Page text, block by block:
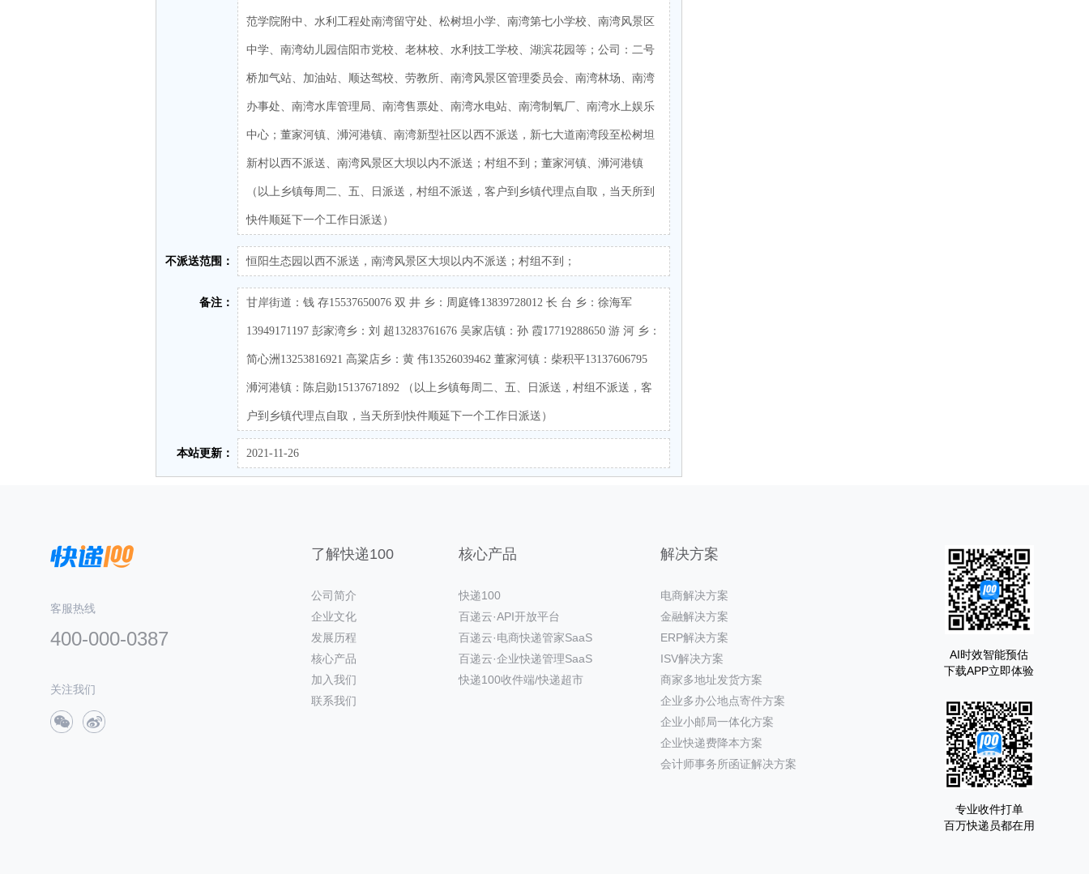
范学院附中、水利工程处南湾留守处、松树坦小学、南湾第七小学校、南湾风景区
中学、南湾幼儿园信阳市党校、老林校、水利技工学校、湖滨花园等；公司：二号
桥加气站、加油站、顺达驾校、劳教所、南湾风景区管理委员会、南湾林场、南湾
办事处、南湾水库管理局、南湾售票处、南湾水电站、南湾制氧厂、南湾水上娱乐
中心；董家河镇、浉河港镇、南湾新型社区以西不派送，新七大道南湾段至松树坦
新村以西不派送、南湾风景区大坝以内不派送；村组不到；董家河镇、浉河港镇
（以上乡镇每周二、五、日派送，村组不派送，客户到乡镇代理点自取，当天所到
快件顺延下一个工作日派送）
不派送范围： 恒阳生态园以西不派送，南湾风景区大坝以内不派送；村组不到；
备注： 甘岸街道：钱 存15537650076 双 井 乡：周庭锋13839728012 长 台 乡：徐海军
13949171197 彭家湾乡：刘 超13283761676 吴家店镇：孙 霞17719288650 游 河 乡：
简心洲13253816921 高粱店乡：黄 伟13526039462 董家河镇：柴积平13137606795
浉河港镇：陈启勋15137671892 （以上乡镇每周二、五、日派送，村组不派送，客
户到乡镇代理点自取，当天所到快件顺延下一个工作日派送）
本站更新： 2021-11-26
客服热线
400-000-0387
关注我们
了解快递100
公司简介
企业文化
发展历程
核心产品
加入我们
联系我们
核心产品
快递100
百递云·API开放平台
百递云·电商快递管家SaaS
百递云·企业快递管理SaaS
快递100收件端/快递超市
解决方案
电商解决方案
金融解决方案
ERP解决方案
ISV解决方案
商家多地址发货方案
企业多办公地点寄件方案
企业小邮局一体化方案
企业快递费降本方案
会计师事务所函证解决方案
AI时效智能预估
下载APP立即体验
专业收件打单
百万快递员都在用